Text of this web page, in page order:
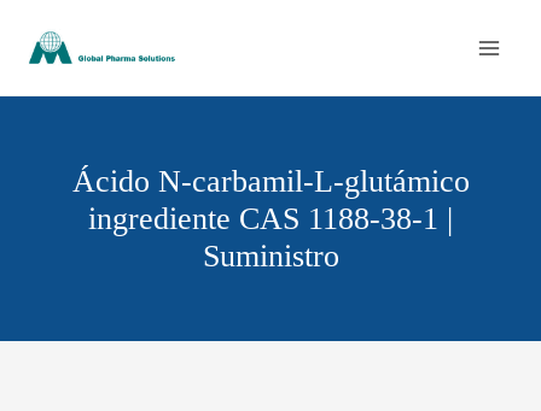
contenido
Ácido N-carbamil-L-glutámico
ingrediente CAS 1188-38-1 |
Suministro